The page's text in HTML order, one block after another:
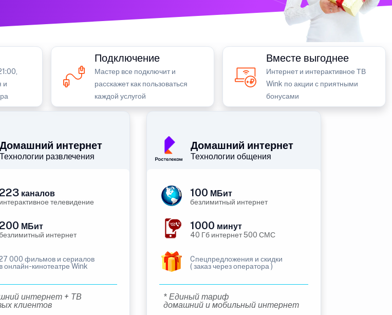
и
Подключение
Мастер все подключит и
расскажет как пользоваться
каждой услугой
Вместе выгоднее
Интернет и интерактивное ТВ
Wink по акции с приятными
бонусами
Домашний интернет
Технологии развлечения
каналов
интерактивное телевидение
МБит
интернет
000 фильмов и сериалов
в онлайн-кинотеатре Wink
интернет + ТВ
клиентов
Домашний интернет
Технологии общения
100 МБит
безлимитный интернет
1000 минут
40 Гб интернет 500 СМС
Cпецпредложения и скидки
( заказ через оператора )
* Единый тариф
домашний и мобильный интернет